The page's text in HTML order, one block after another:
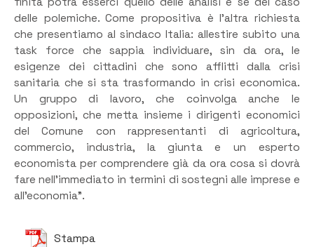
delle polemiche. Come propositiva è l’altra richiesta
che presentiamo al sindaco Italia: allestire subito una
task force che sappia individuare, sin da ora, le
esigenze dei cittadini che sono afflitti dalla crisi
sanitaria che si sta trasformando in crisi economica.
Un gruppo di lavoro, che coinvolga anche le
opposizioni, che metta insieme i dirigenti economici
del Comune con rappresentanti di agricoltura,
commercio, industria, la giunta e un esperto
economista per comprendere già da ora cosa si dovrà
fare nell’immediato in termini di sostegni alle imprese e
all’economia”.
Stampa